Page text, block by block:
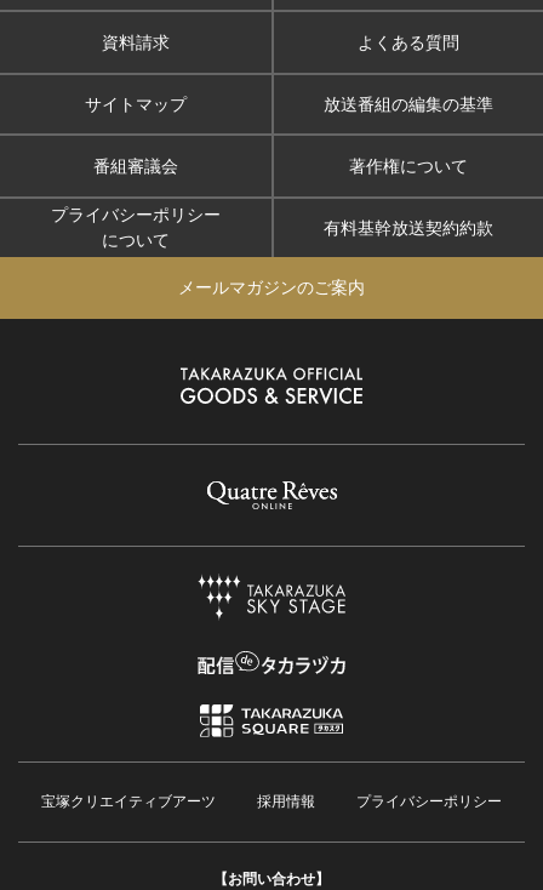
資料請求 よくある質問
サイトマップ 放送番組の編集の基準
番組審議会 著作権について
プライバシーポリシー
について
有料基幹放送契約約款
メールマガジンのご案内
宝塚クリエイティブアーツ 採用情報 プライバシーポリシー
【お問い合わせ】